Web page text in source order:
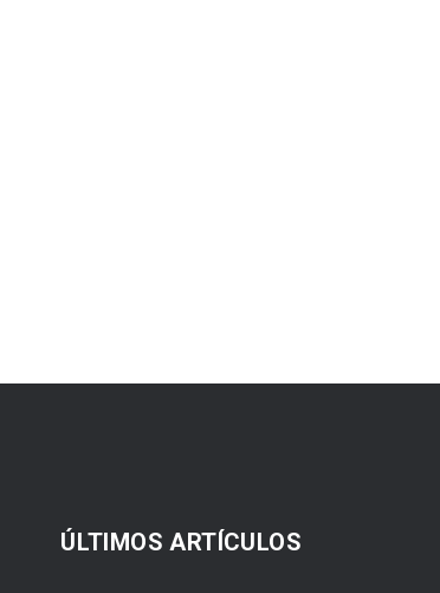
ÚLTIMOS ARTÍCULOS